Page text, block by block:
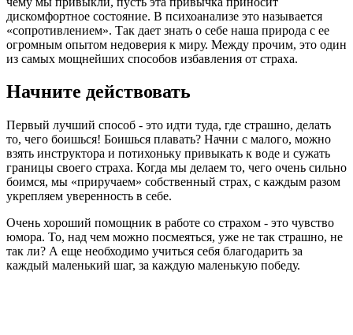
дискомфортное состояние. В психоанализе это называется
«сопротивлением». Так дает знать о себе наша природа с ее
огромным опытом недоверия к миру. Между прочим, это один
из самых мощнейших способов избавления от страха.
Начните действовать
Первый лучший способ - это идти туда, где страшно, делать
то, чего боишься! Боишься плавать? Начни с малого, можно
взять инструктора и потихоньку привыкать к воде и сужать
границы своего страха. Когда мы делаем то, чего очень сильно
боимся, мы «приручаем» собственный страх, с каждым разом
укрепляем уверенность в себе.
Очень хороший помощник в работе со страхом - это чувство
юмора. То, над чем можно посмеяться, уже не так страшно, не
так ли? А еще необходимо учиться себя благодарить за
каждый маленький шаг, за каждую маленькую победу.